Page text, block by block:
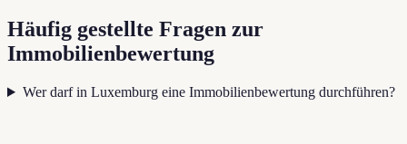
Häufig gestellte Fragen zur
Immobilienbewertung
Wer darf in Luxemburg eine Immobilienbewertung durchführen?